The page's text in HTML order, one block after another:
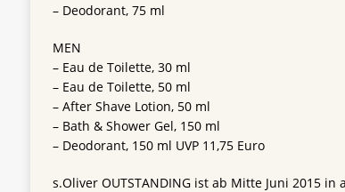
– Deodorant, 75 ml
MEN
– Eau de Toilette, 30 ml
– Eau de Toilette, 50 ml
– After Shave Lotion, 50 ml
– Bath & Shower Gel, 150 ml
– Deodorant, 150 ml UVP 11,75 Euro
s.Oliver OUTSTANDING ist ab Mitte Juni 2015